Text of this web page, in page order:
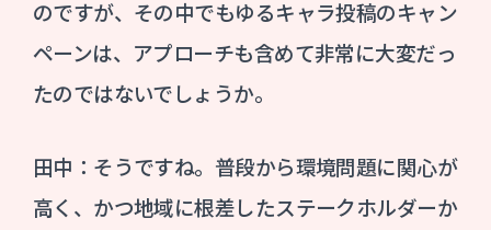
のですが、その中でもゆるキャラ投稿のキャン
ペーンは、アプローチも含めて非常に大変だっ
たのではないでしょうか。
田中：そうですね。普段から環境問題に関心が
高く、かつ地域に根差したステークホルダーか